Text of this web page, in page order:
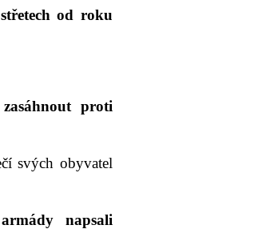
od roku
proti
svých obyvatel
napsali